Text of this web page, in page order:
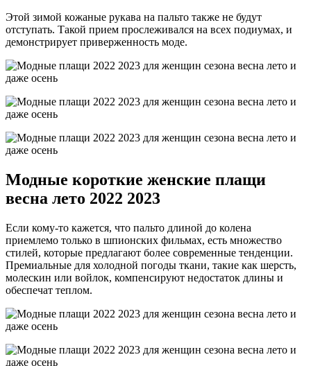
Этой зимой кожаные рукава на пальто также не будут
отступать. Такой прием прослеживался на всех подиумах, и
демонстрирует приверженность моде.
Модные короткие женские плащи
весна лето 2022 2023
Если кому-то кажется, что пальто длиной до колена
приемлемо только в шпионских фильмах, есть множество
стилей, которые предлагают более современные тенденции.
Премиальные для холодной погоды ткани, такие как шерсть,
молескин или войлок, компенсируют недостаток длины и
обеспечат теплом.